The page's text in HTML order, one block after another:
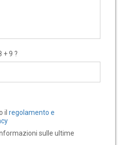
+ 9 ?
il regolamento e
sulle ultime